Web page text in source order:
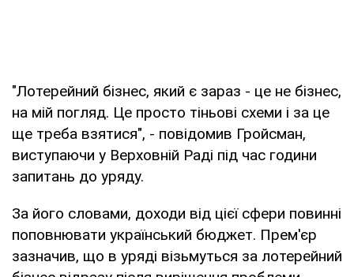
"Лотерейний бізнес, який є зараз - це не бізнес,
на мій погляд. Це просто тіньові схеми і за це
ще треба взятися", - повідомив Гройсман,
виступаючи у Верховній Раді під час години
запитань до уряду.
За його словами, доходи від цієї сфери повинні
поповнювати український бюджет. Прем'єр
зазначив, що в уряді візьмуться за лотерейний